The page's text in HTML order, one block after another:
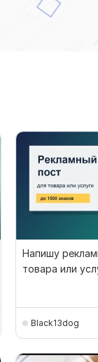
Напишу
товара или
Black13dog